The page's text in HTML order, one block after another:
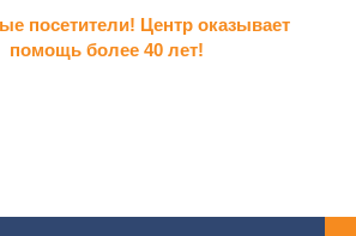
посетители! Центр оказывает
помощь более 40 лет!